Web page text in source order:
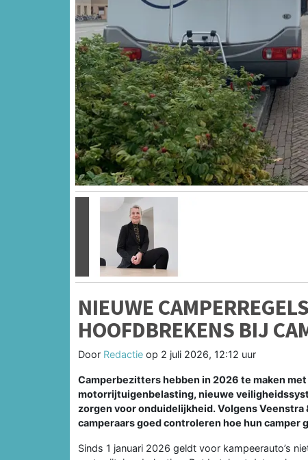
NIEUWE
HOOFDBREKENS BIJ
Door Redactie op 2 juli 2026, 12:12 uur
Camperbezitters hebben in 2026 te maken
motorrijtuigenbelasting, nieuwe
zorgen voor onduidelijkheid. Volgens
camperaars goed controleren hoe hun
Sinds 1 januari 2026 geldt voor kampeerauto’s